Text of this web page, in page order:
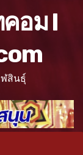
อม l
ฬสินธุ์